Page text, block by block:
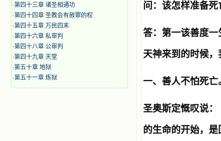
·第四十三章 诸圣相通功
·第四十四章 圣教会有赦罪的权
·第四十五章 万民四末
·第四十六章 私审判
·第四十八章 公审判
·第四十九章 天堂
·第五十章 地狱
·第五十一章 炼狱
问：该怎样准备死
答：第一该善度
天神来到的时候
一、善人不怕死亡
圣奥斯定慨叹说
的生命的开始，